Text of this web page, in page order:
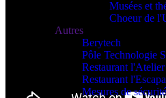
Musées et
Choeur de
Autres
Berytech
Pôle Technologie
Restaurant l'Atelier
Restaurant
Mesures de sécurité